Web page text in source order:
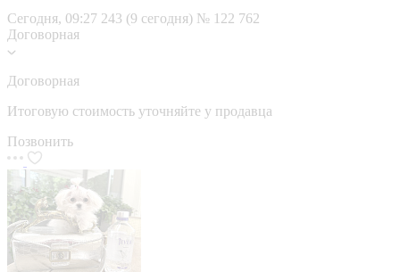
Сегодня, 09:27 243 (9 сегодня) № 122 762
Договорная
Договорная
Итоговую стоимость уточняйте у продавца
Позвонить